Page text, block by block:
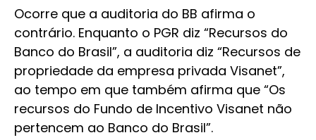
Ocorre que a auditoria do BB afirma o
contrário. Enquanto o PGR diz “Recursos do
Banco do Brasil”, a auditoria diz “Recursos de
propriedade da empresa privada Visanet”,
ao tempo em que também afirma que “Os
recursos do Fundo de Incentivo Visanet não
pertencem ao Banco do Brasil”.